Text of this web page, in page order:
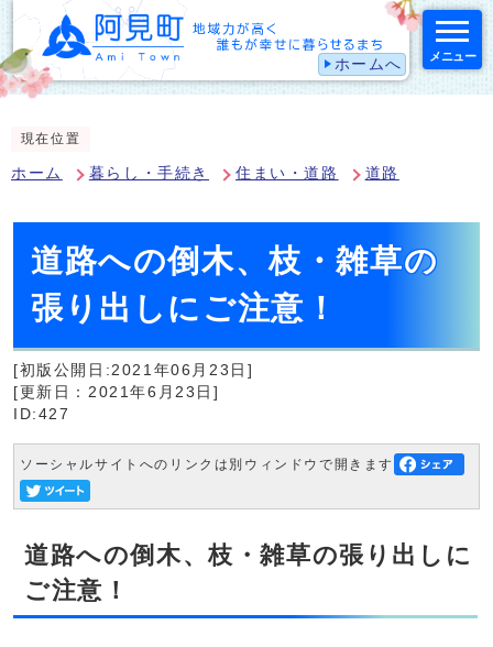
ホームへ メニュー
現在位置
ホーム 暮らし・手続き 住まい・道路 道路
道路への倒木、枝・雑草の
張り出しにご注意！
[初版公開日:2021年06月23日]
[更新日：2021年6月23日]
ID:427
ソーシャルサイトへのリンクは別ウィンドウで開きます
道路への倒木、枝・雑草の張り出しに
ご注意！